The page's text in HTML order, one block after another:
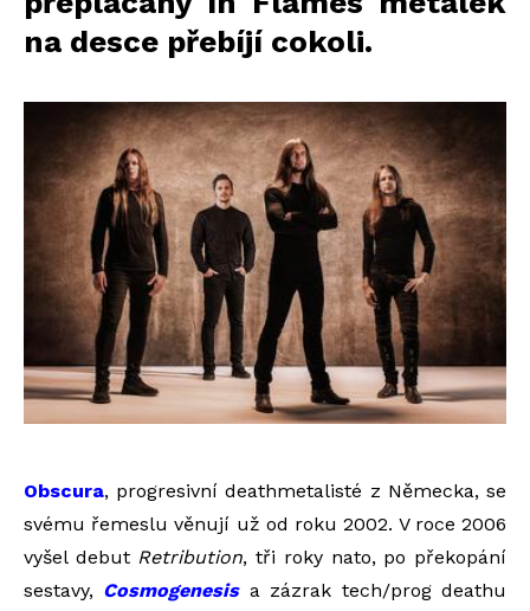
na desce přebíjí cokoli.
Obscura, progresivní deathmetalisté z Německa, se
svému řemeslu věnují už od roku 2002. V roce 2006
vyšel debut Retribution, tři roky nato, po překopání
sestavy, Cosmogenesisa zázrak tech/prog deathu